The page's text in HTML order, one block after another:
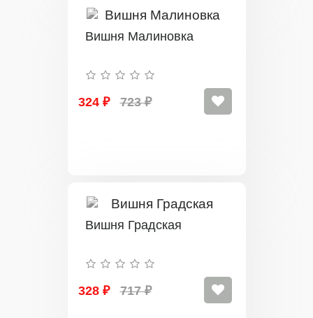
Вишня Малиновка
324 ₽ 723 ₽
Вишня Градская
328 ₽ 717 ₽